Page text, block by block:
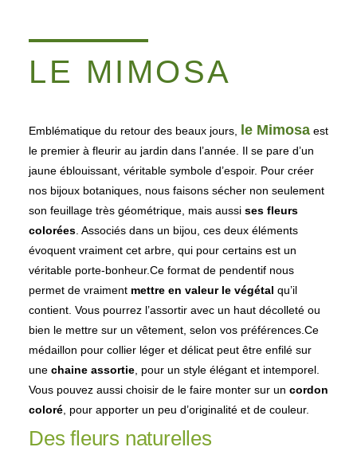
LE MIMOSA
Emblématique du retour des beaux jours, le Mimosa est
le premier à fleurir au jardin dans l’année. Il se pare d’un
jaune éblouissant, véritable symbole d’espoir. Pour créer
nos bijoux botaniques, nous faisons sécher non seulement
son feuillage très géométrique, mais aussi ses fleurs
colorées . Associés dans un bijou, ces deux éléments
évoquent vraiment cet arbre, qui pour certains est un
véritable porte-bonheur.Ce format de pendentif nous
permet de vraiment mettre en valeur le végétal qu’il
contient. Vous pourrez l’assortir avec un haut décolleté ou
bien le mettre sur un vêtement, selon vos préférences.Ce
médaillon pour collier léger et délicat peut être enfilé sur
une chaine assortie , pour un style élégant et intemporel.
Vous pouvez aussi choisir de le faire monter sur un cordon
coloré , pour apporter un peu d’originalité et de couleur.
Des fleurs naturelles